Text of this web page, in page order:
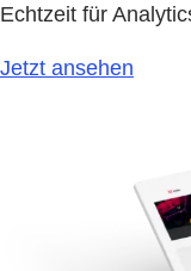
Echtzeit für
Jetzt ansehen